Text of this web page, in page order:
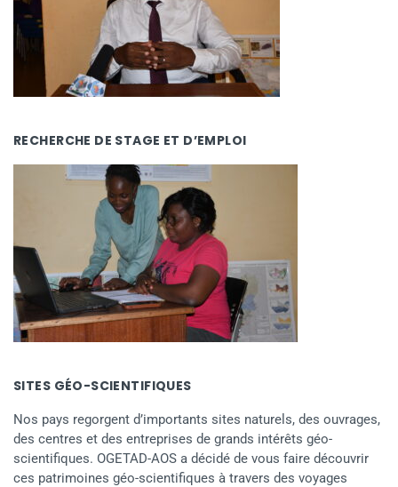
RECHERCHE DE STAGE ET D’EMPLOI
SITES GÉO-SCIENTIFIQUES
Nos pays regorgent d’importants sites naturels, des ouvrages,
des centres et des entreprises de grands intérêts géo-
scientifiques. OGETAD-AOS a décidé de vous faire découvrir
ces patrimoines géo-scientifiques à travers des voyages